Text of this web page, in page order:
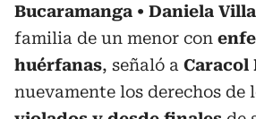
Bucaramanga Daniela
familia de un menor con
huérfanas, señaló a Caracol
nuevamente los derechos de